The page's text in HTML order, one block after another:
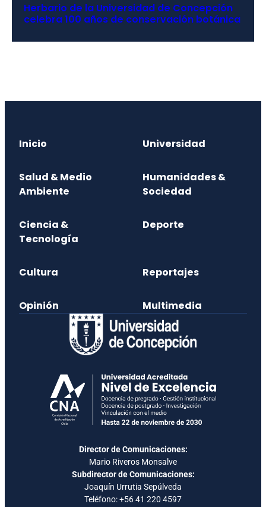
Herbario de la Universidad de Concepción
celebra 100 años de conservación botánica
Inicio Universidad
Salud & Medio
Ambiente
Humanidades &
Sociedad
Ciencia &
Tecnología
Deporte
Cultura Reportajes
Opinión Multimedia
Director de Comunicaciones:
Mario Riveros Monsalve
Subdirector de Comunicaciones:
Joaquín Urrutia Sepúlveda
Teléfono:+56 41 220 4597